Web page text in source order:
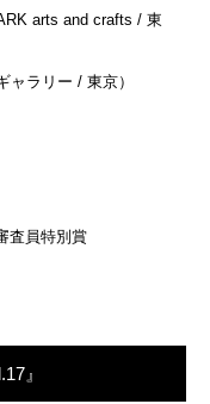
arts and crafts / 東
ラリー / 東京）
査員特別賞
』